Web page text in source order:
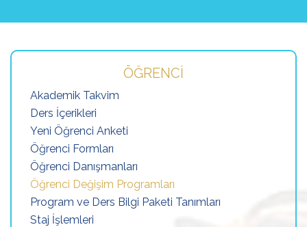
ÖĞRENCI
Akademik Takvim
Ders İçerikleri
Yeni Öğrenci Anketi
Öğrenci Formları
Öğrenci Danışmanları
Öğrenci Değişim Programları
Program ve Ders Bilgi Paketi Tanımları
Staj İşlemleri